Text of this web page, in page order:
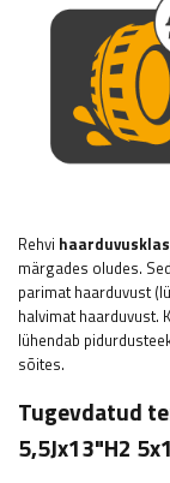
Rehvi
märgades oludes.
parimat haarduvust
halvimat haarduvust.
lühendab
sõites.
Tugevdatud
5,5Jx13"H2